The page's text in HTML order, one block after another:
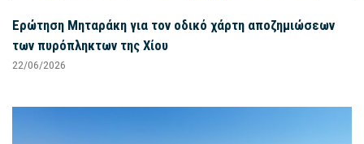
Ερώτηση Μηταράκη για τον οδικό χάρτη αποζημιώσεων
των πυρόπληκτων της Χίου
22/06/2026